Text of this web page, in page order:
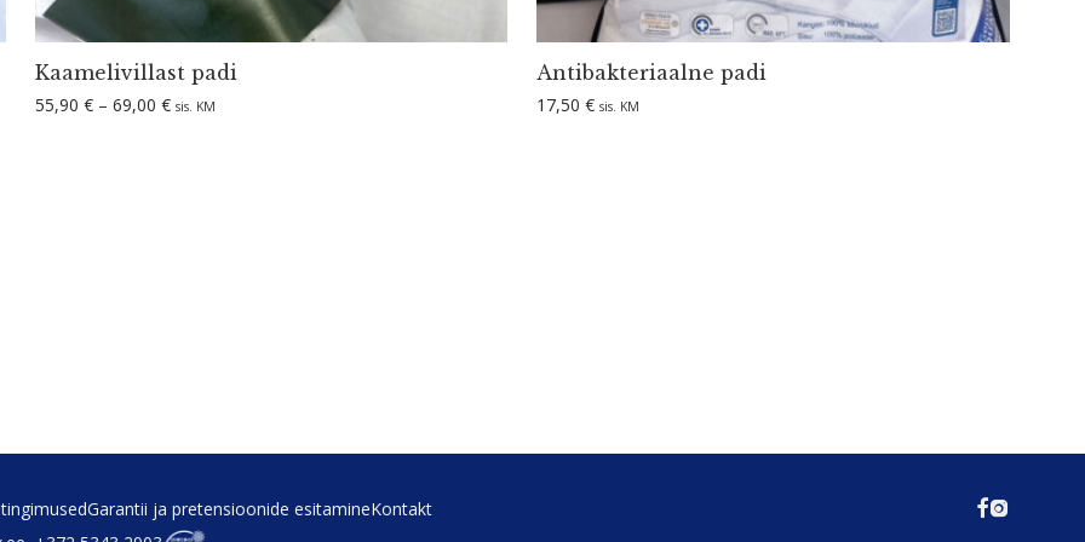
Kaame­li­villast padi
55,90 € – 69,00 €Hinnavahemik: 55,90 € kuni 69,00 €
sis. KM
Antibak­te­riaalne padi
17,50€ sis. KM
Garantii ja preten­sioonide esitamineKontakt